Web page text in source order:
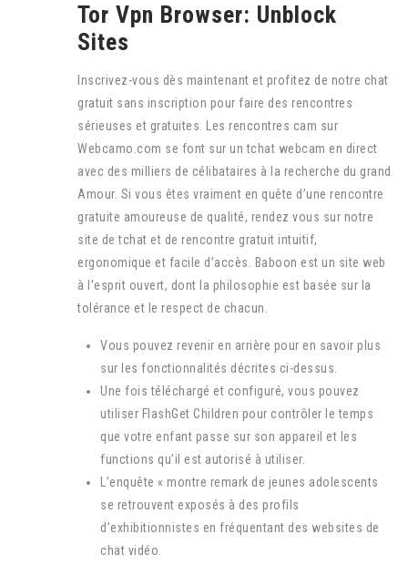
Tor Vpn Browser: Unblock
Sites
Inscrivez-vous dès maintenant et profitez de notre chat
gratuit sans inscription pour faire des rencontres
sérieuses et gratuites. Les rencontres cam sur
Webcamo.com se font sur un tchat webcam en direct
avec des milliers de célibataires à la recherche du grand
Amour. Si vous êtes vraiment en quête d’une rencontre
gratuite amoureuse de qualité, rendez vous sur notre
site de tchat et de rencontre gratuit intuitif,
ergonomique et facile d’accès. Baboon est un site web
à l’esprit ouvert, dont la philosophie est basée sur la
tolérance et le respect de chacun.
Vous pouvez revenir en arrière pour en savoir plus
sur les fonctionnalités décrites ci-dessus.
Une fois téléchargé et configuré, vous pouvez
utiliser FlashGet Children pour contrôler le temps
que votre enfant passe sur son appareil et les
functions qu’il est autorisé à utiliser.
L’enquête « montre remark de jeunes adolescents
se retrouvent exposés à des profils
d’exhibitionnistes en fréquentant des websites de
chat vidéo.